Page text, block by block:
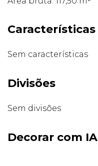
Características
Sem características
Divisões
Sem divisões
Decorar com IA